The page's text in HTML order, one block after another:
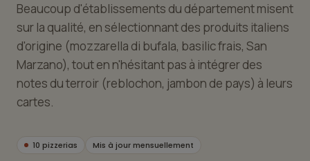
Beaucoup d'établissements du département misent
sur la qualité, en sélectionnant des produits italiens
d'origine (mozzarella di bufala, basilic frais, San
Marzano), tout en n'hésitant pas à intégrer des
notes du terroir (reblochon, jambon de pays) à leurs
cartes.
10 pizzerias Mis à jour mensuellement